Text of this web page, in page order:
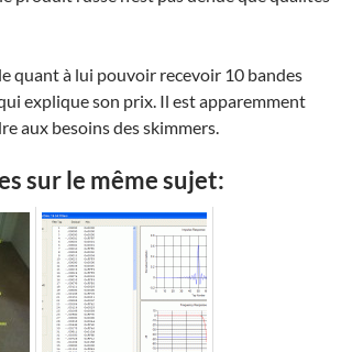
quant à lui pouvoir recevoir 10 bandes
explique son prix. Il est apparemment
aux besoins des skimmers.
sur le même sujet: